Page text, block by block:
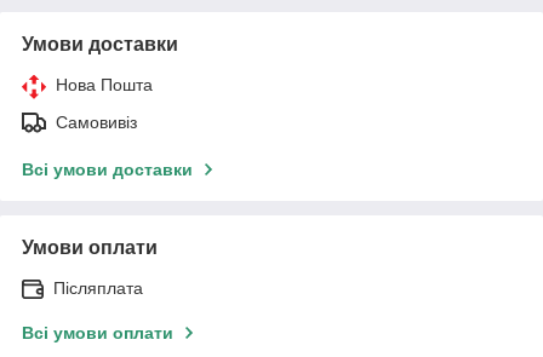
Умови доставки
Нова Пошта
Самовивіз
Всі умови доставки
Умови оплати
Післяплата
Всі умови оплати